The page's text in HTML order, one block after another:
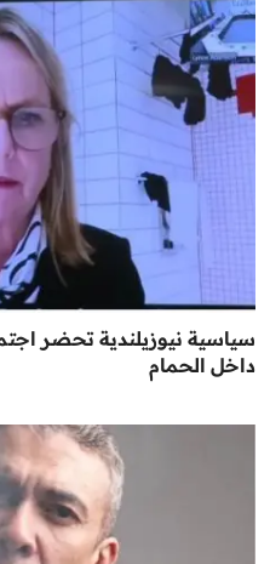
سياسية نيوزيلندية تحضر
داخل الحمام